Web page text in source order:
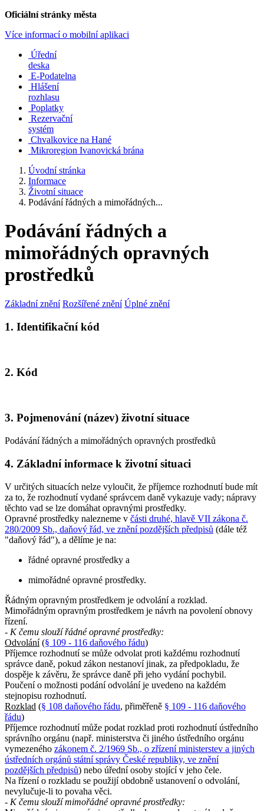
Oficiální stránky města
Více informací o mobilní aplikaci
Úřední
deska
E-Podatelna
Hlášení
rozhlasu
Poplatky
Rezervační
systém
Chvalkovice na Hané
Mikroregion Ivanovická brána
Úvodní stránka
Informace
Životní situace
Podávání řádných a mimořádných...
Podávání řádných a
mimořádných opravných
prostředků
Základní znění Rozšířené znění Úplné znění
1. Identifikační kód
2. Kód
3. Pojmenování (název) životní situace
Podávání řádných a mimořádných opravných prostředků
4. Základní informace k životní situaci
V určitých situacích nelze vyloučit, že příjemce rozhodnutí bude mít
za to, že rozhodnutí vydané správcem daně vykazuje vady; nápravy
těchto vad se lze domáhat opravnými prostředky.
Opravné prostředky nalezneme v části druhé, hlavě VII zákona č.
280/2009 Sb., daňový řád, ve znění pozdějších předpisů (dále též
"daňový řád"), a dělíme je na:
řádné opravné prostředky a
mimořádné opravné prostředky.
Řádným opravným prostředkem je odvolání a rozklad.
Mimořádným opravným prostředkem je návrh na povolení obnovy
řízení.
- K čemu slouží řádné opravné prostředky:
Odvolání(§ 109 - 116 daňového řádu)
Příjemce rozhodnutí se může odvolat proti každému rozhodnutí
správce daně, pokud zákon nestanoví jinak, za předpokladu, že
dospěje k závěru, že správce daně při jeho vydání pochybil.
Poučení o možnosti podání odvolání je uvedeno na každém
stejnopisu rozhodnutí.
Rozklad (§ 108 daňového řádu, přiměřeně § 109 - 116 daňového
řádu)
Příjemce rozhodnutí může podat rozklad proti rozhodnutí ústředního
správního orgánu (např. ministerstva či jiného ústředního orgánu
vymezeného zákonem č. 2/1969 Sb., o zřízení ministerstev a jiných
ústředních orgánů státní správy České republiky, ve znění
pozdějších předpisů) nebo úřední osoby stojící v jeho čele.
Na řízení o rozkladu se použijí obdobně ustanovení o odvolání,
nevylučuje-li to povaha věci.
- K čemu slouží mimořádné opravné prostředky: